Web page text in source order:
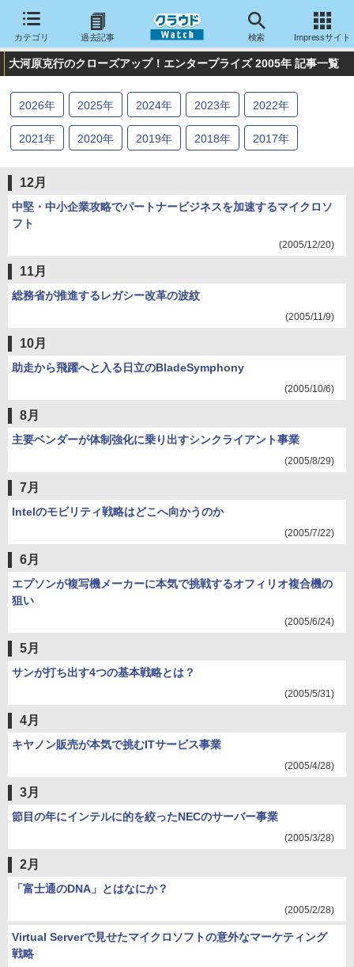
カテゴリ 過去記事 検索 Impressサイト
大河原克行のクローズアップ！エンタープライズ 2005年 記事一覧
2026年 2025年 2024年 2023年 2022年
2021年 2020年 2019年 2018年 2017年
2011 年 2010年 2009年 2008年 2007年
12月
中堅・中小企業攻略でパートナービジネスを加速するマイクロソ
フト
(2005/12/20)
11月
総務省が推進するレガシー改革の波紋
(2005/11/9)
10月
助走から飛躍へと入る日立のBladeSymphony
(2005/10/6)
8月
主要ベンダーが体制強化に乗り出すシンクライアント事業
(2005/8/29)
7月
Intelのモビリティ戦略はどこへ向かうのか
(2005/7/22)
6月
エプソンが複写機メーカーに本気で挑戦するオフィリオ複合機の
狙い
(2005/6/24)
5月
サンが打ち出す4つの基本戦略とは？
(2005/5/31)
4月
キヤノン販売が本気で挑むITサービス事業
(2005/4/28)
3月
節目の年にインテルに的を絞ったNECのサーバー事業
(2005/3/28)
2月
「富士通のDNA」とはなにか？
(2005/2/28)
Virtual Serverで見せたマイクロソフトの意外なマーケティング
戦略